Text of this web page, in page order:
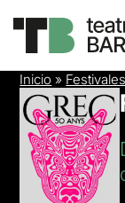
Inicio » Festivales